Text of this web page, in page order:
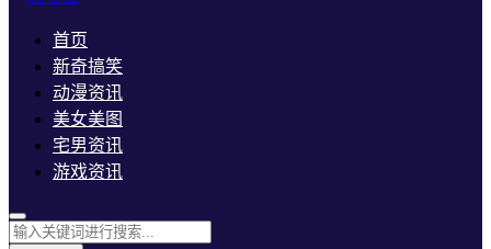
首页
新奇搞笑
动漫资讯
美女美图
宅男资讯
游戏资讯